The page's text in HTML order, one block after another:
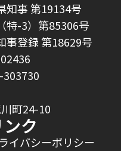
知事 第19134号
特-3）第85306号
事登録 第18629号
町24-10
ンク
イバシーポリシー